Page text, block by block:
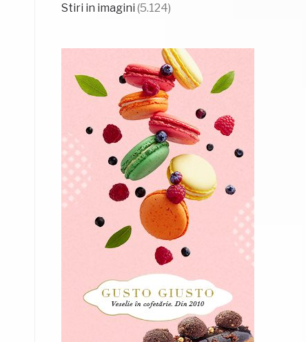
Stiri in imagini (5.124)